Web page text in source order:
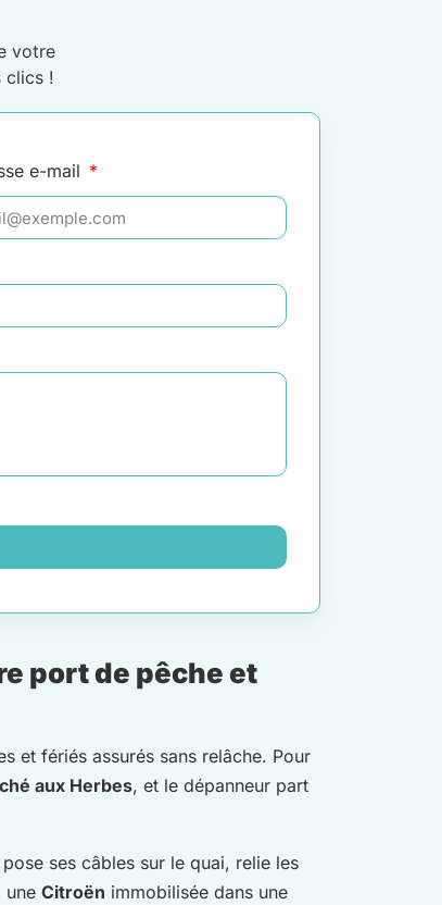
votre
clics !
e-mail
port de pêche et
et fériés assurés sans relâche. Pour
aux Herbes, et le dépanneur part
ses câbles sur le quai, relie les
une Citroën immobilisée dans une